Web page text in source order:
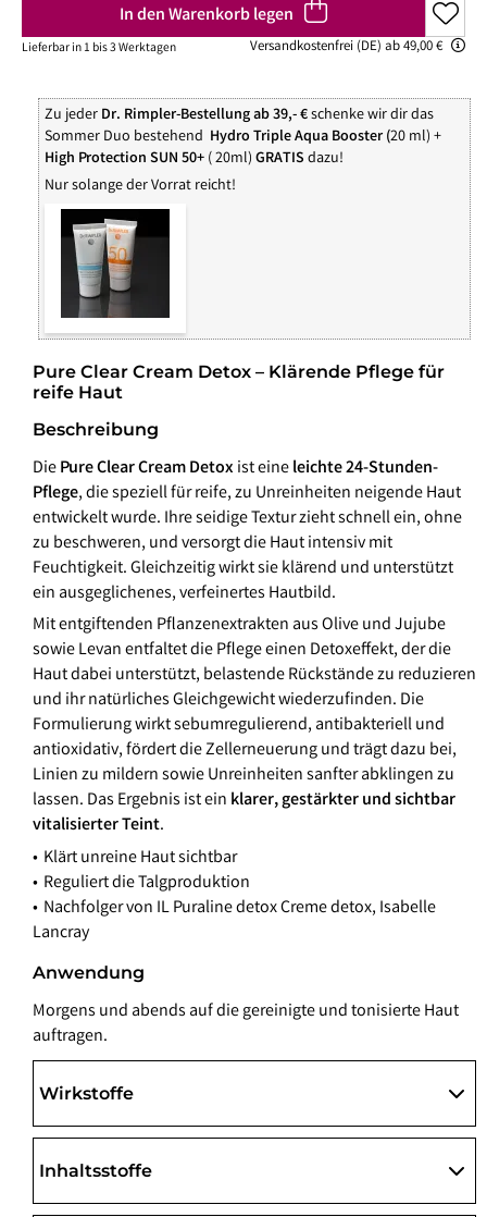
In den Warenkorb legen
Lieferbar in 1 bis 3 Werktagen Versandkostenfrei (DE) ab 49,00 €
Zu jeder Dr. Rimpler-Bestellung ab 39,- €schenke wir dir das
Sommer Duo bestehend Hydro Triple Aqua Booster (20 ml) +
High Protection SUN 50+ ( 20ml) GRATIS dazu!
Nur solange der Vorrat reicht!
Pure Clear Cream Detox – Klärende Pflege für
reife Haut
Beschreibung
DiePure Clear Cream Detox ist eineleichte 24-Stunden-
Pflege, die speziell für reife, zu Unreinheiten neigende Haut
entwickelt wurde. Ihre seidige Textur zieht schnell ein, ohne
zu beschweren, und versorgt die Haut intensiv mit
Feuchtigkeit. Gleichzeitig wirkt sie klärend und unterstützt
ein ausgeglichenes, verfeinertes Hautbild.
Mit entgiftenden Pflanzenextrakten aus Olive und Jujube
sowie Levan entfaltet die Pflege einen Detoxeffekt, der die
Haut dabei unterstützt, belastende Rückstände zu reduzieren
und ihr natürliches Gleichgewicht wiederzufinden. Die
Formulierung wirkt sebumregulierend, antibakteriell und
antioxidativ, fördert die Zellerneuerung und trägt dazu bei,
Linien zu mildern sowie Unreinheiten sanfter abklingen zu
lassen. Das Ergebnis ist ein klarer, gestärkter und sichtbar
vitalisierter Teint.
Klärt unreine Haut sichtbar
Reguliert die Talgproduktion
Nachfolger von IL Puraline detox Creme detox, Isabelle
Lancray
Anwendung
Morgens und abends auf die gereinigte und tonisierte Haut
auftragen.
Wirkstoffe
Inhaltsstoffe